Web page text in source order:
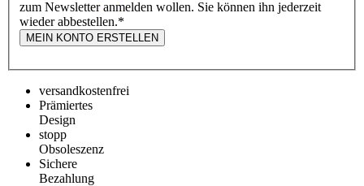
zum Newsletter anmelden wollen. Sie können ihn jederzeit
wieder abbestellen.*
MEIN KONTO ERSTELLEN
versandkostenfrei
Prämiertes
Design
stopp
Obsoleszenz
Sichere
Bezahlung